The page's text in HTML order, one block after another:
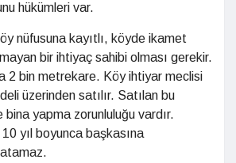
hükümleri var.
nüfusuna kayıtlı, köyde ikamet
bir ihtiyaç sahibi olması gerekir.
2 bin metrekare. Köy ihtiyar meclisi
üzerinden satılır. Satılan bu
bina yapma zorunluluğu vardır.
10 yıl boyunca başkasına